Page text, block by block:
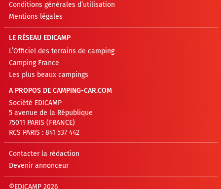
Conditions générales d’utilisation
Mentions légales
LE RÉSEAU EDICAMP
L’Officiel des terrains de camping
Camping France
Les plus beaux campings
A PROPOS DE CAMPING-CAR.COM
Société EDICAMP
5 avenue de la République
75011 PARIS (FRANCE)
RCS PARIS : 841 537 442
Contacter la rédaction
Devenir annonceur
©EDICAMP 2026